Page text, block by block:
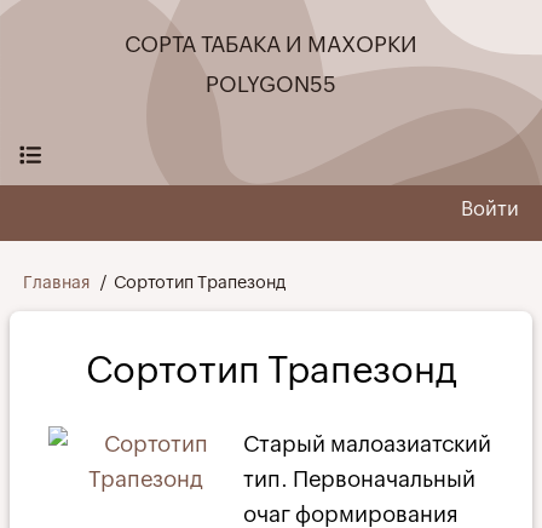
Перейти
СОРТА ТАБАКА И МАХОРКИ
POLYGON55
menu
Войти
Строка
Главная Сортотип Трапезонд
Сортотип Трапезонд
Старый малоазиатский
тип. Первоначальный
очаг формирования